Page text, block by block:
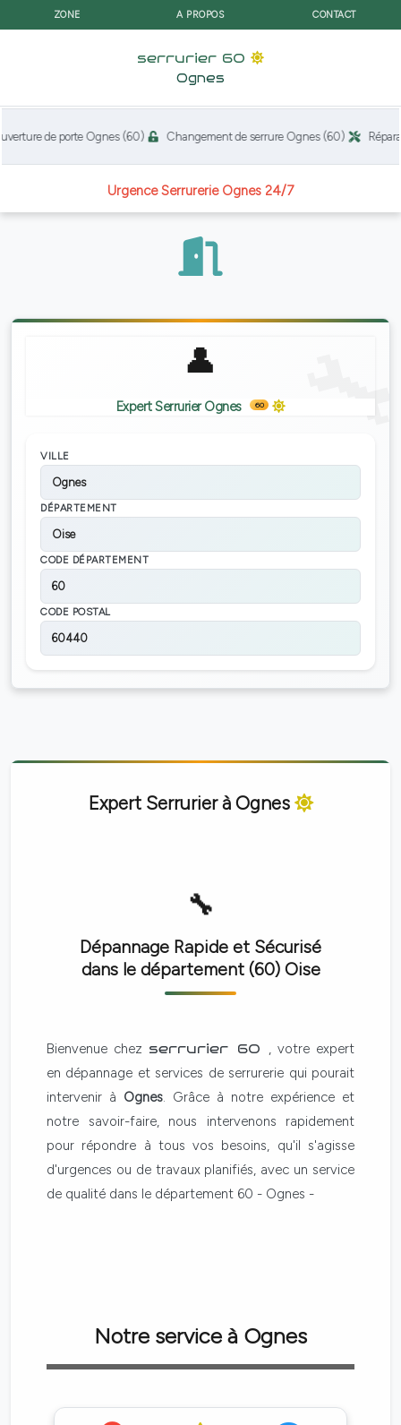
ZONE A PROPOS CONTACT
serrurier 60
Ognes
de porte Ognes (60) Changement de serrure Ognes (60)
Urgence Serrurerie Ognes 24/7
Expert Serrurier Ognes 60
VILLE
Ognes
DÉPARTEMENT
Oise
CODE DÉPARTEMENT
60
CODE POSTAL
60440
Expert Serrurier à Ognes
Dépannage Rapide et Sécurisé
dans le département (60) Oise
Bienvenue chez serrurier 60 , votre expert
en dépannage et services de serrurerie qui pourait
intervenir à Ognes. Grâce à notre expérience et
notre savoir-faire, nous intervenons rapidement
pour répondre à tous vos besoins, qu'il s'agisse
d'urgences ou de travaux planifiés, avec un service
de qualité dans le département 60 - Ognes -
Notre service à Ognes